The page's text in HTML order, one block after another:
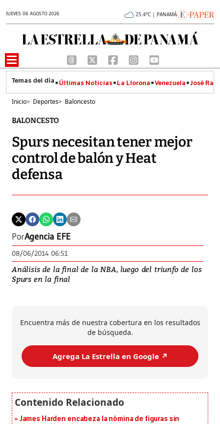
JUEVES 06 AGOSTO 2026 25.4°C | PANAMÁ
Últimas Noticias La Llorona Venezuela José
Inicio> Deportes> Baloncesto
BALONCESTO
Spurs necesitan tener mejor
control de balón y Heat
defensa
PorAgencia EFE
08/06/2014 06:51
Análisis de la final de la NBA, luego del triunfo de los
Spurs en la final
Encuentra más de nuestra cobertura en los resultados
de búsqueda.
Agrega La Estrella en Google ↗️
James Harden encabeza la nómina de figuras sin